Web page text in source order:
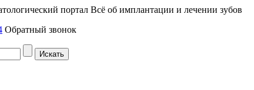
портал Всё об имплантации и лечении зубов
Обратный звонок